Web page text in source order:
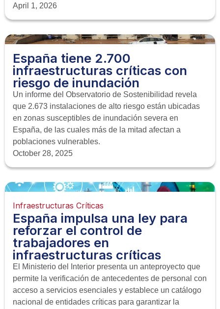
April 1, 2026
España tiene 2.700
infraestructuras críticas con
riesgo de inundación
Un informe del Observatorio de Sostenibilidad revela
que 2.673 instalaciones de alto riesgo están ubicadas
en zonas susceptibles de inundación severa en
España, de las cuales más de la mitad afectan a
poblaciones vulnerables.
October 28, 2025
Infraestructuras Críticas
España impulsa una ley para
reforzar el control de
trabajadores en
infraestructuras críticas
El Ministerio del Interior presenta un anteproyecto que
permite la verificación de antecedentes de personal con
acceso a servicios esenciales y establece un catálogo
nacional de entidades críticas para garantizar la